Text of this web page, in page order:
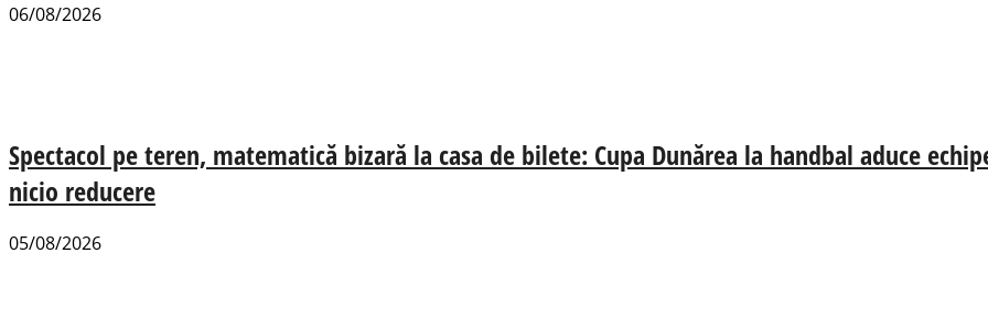
06/08/2026
Spectacol pe teren, matematică bizară la casa de bilete: Cupa Dunărea la handbal aduce
nicio reducere
05/08/2026